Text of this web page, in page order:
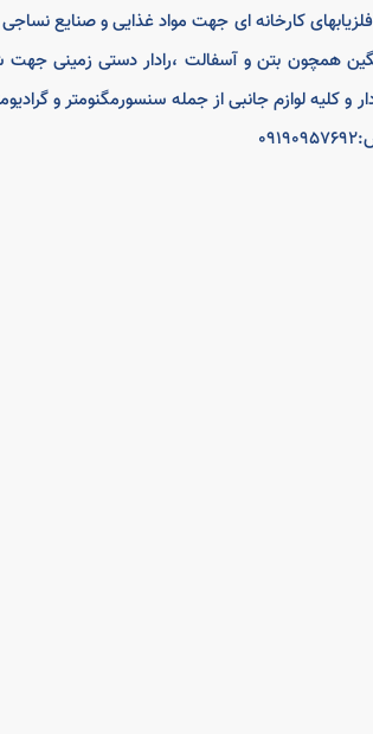
کارخانه ای جهت مواد غذایی و صنایع
همچون بتن و آسفالت ،رادار دستی زمینی
و کلیه لوازم جانبی از جمله سنسورمگنومتر و